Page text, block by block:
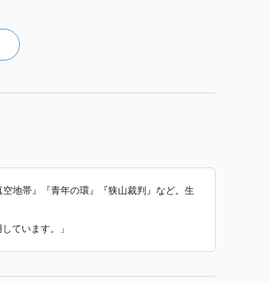
おり、あくまで一面として読むの
る長編ですが、読み物としておも
地帯』『青年の環』『狭山裁判』など。生
ています。」